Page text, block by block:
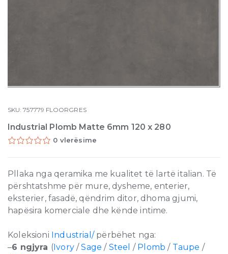
SKU:757779 FLOORGRES
Industrial Plomb Matte 6mm 120 x 280
0 vlerësime
Pllaka nga qeramika me kualitet të lartë italian. Të
përshtatshme për mure, dysheme, enterier,
eksterier, fasadë, qëndrim ditor, dhoma gjumi,
hapësira komerciale dhe kënde intime.
Koleksioni Industrial/përbëhet nga:
–6 ngjyra (Ivory/Sage / Steel / Plomb / Taupe /